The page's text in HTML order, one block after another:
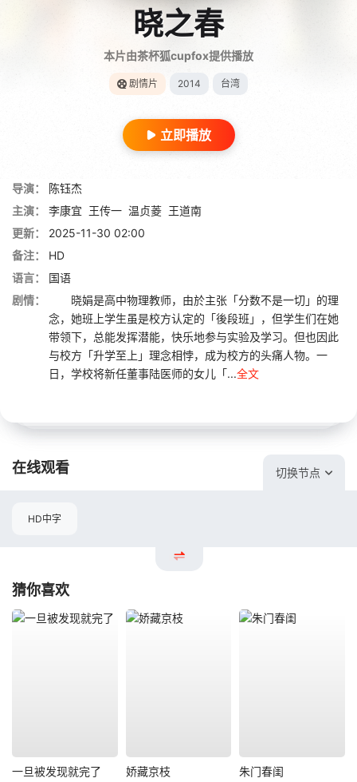
晓之春
本片由茶杯狐cupfox提供播放
剧情片 2014 台湾
立即播放
导演：
陈钰杰
主演：
李康宜 王传一 温贞菱 王道南
更新：
2025-11-30 02:00
备注：
HD
语言：
国语
剧情：
晓娟是高中物理教师，由於主张「分数不是一切」的理
念，她班上学生虽是校方认定的「後段班」，但学生们在她
带领下，总能发挥潜能，快乐地参与实验及学习。但也因此
与校方「升学至上」理念相悖，成为校方的头痛人物。一
日，学校将新任董事陆医师的女儿「...全文
在线观看 切换节点
HD中字
猜你喜欢
一旦被发现就完了 娇藏京枝 朱门春闺